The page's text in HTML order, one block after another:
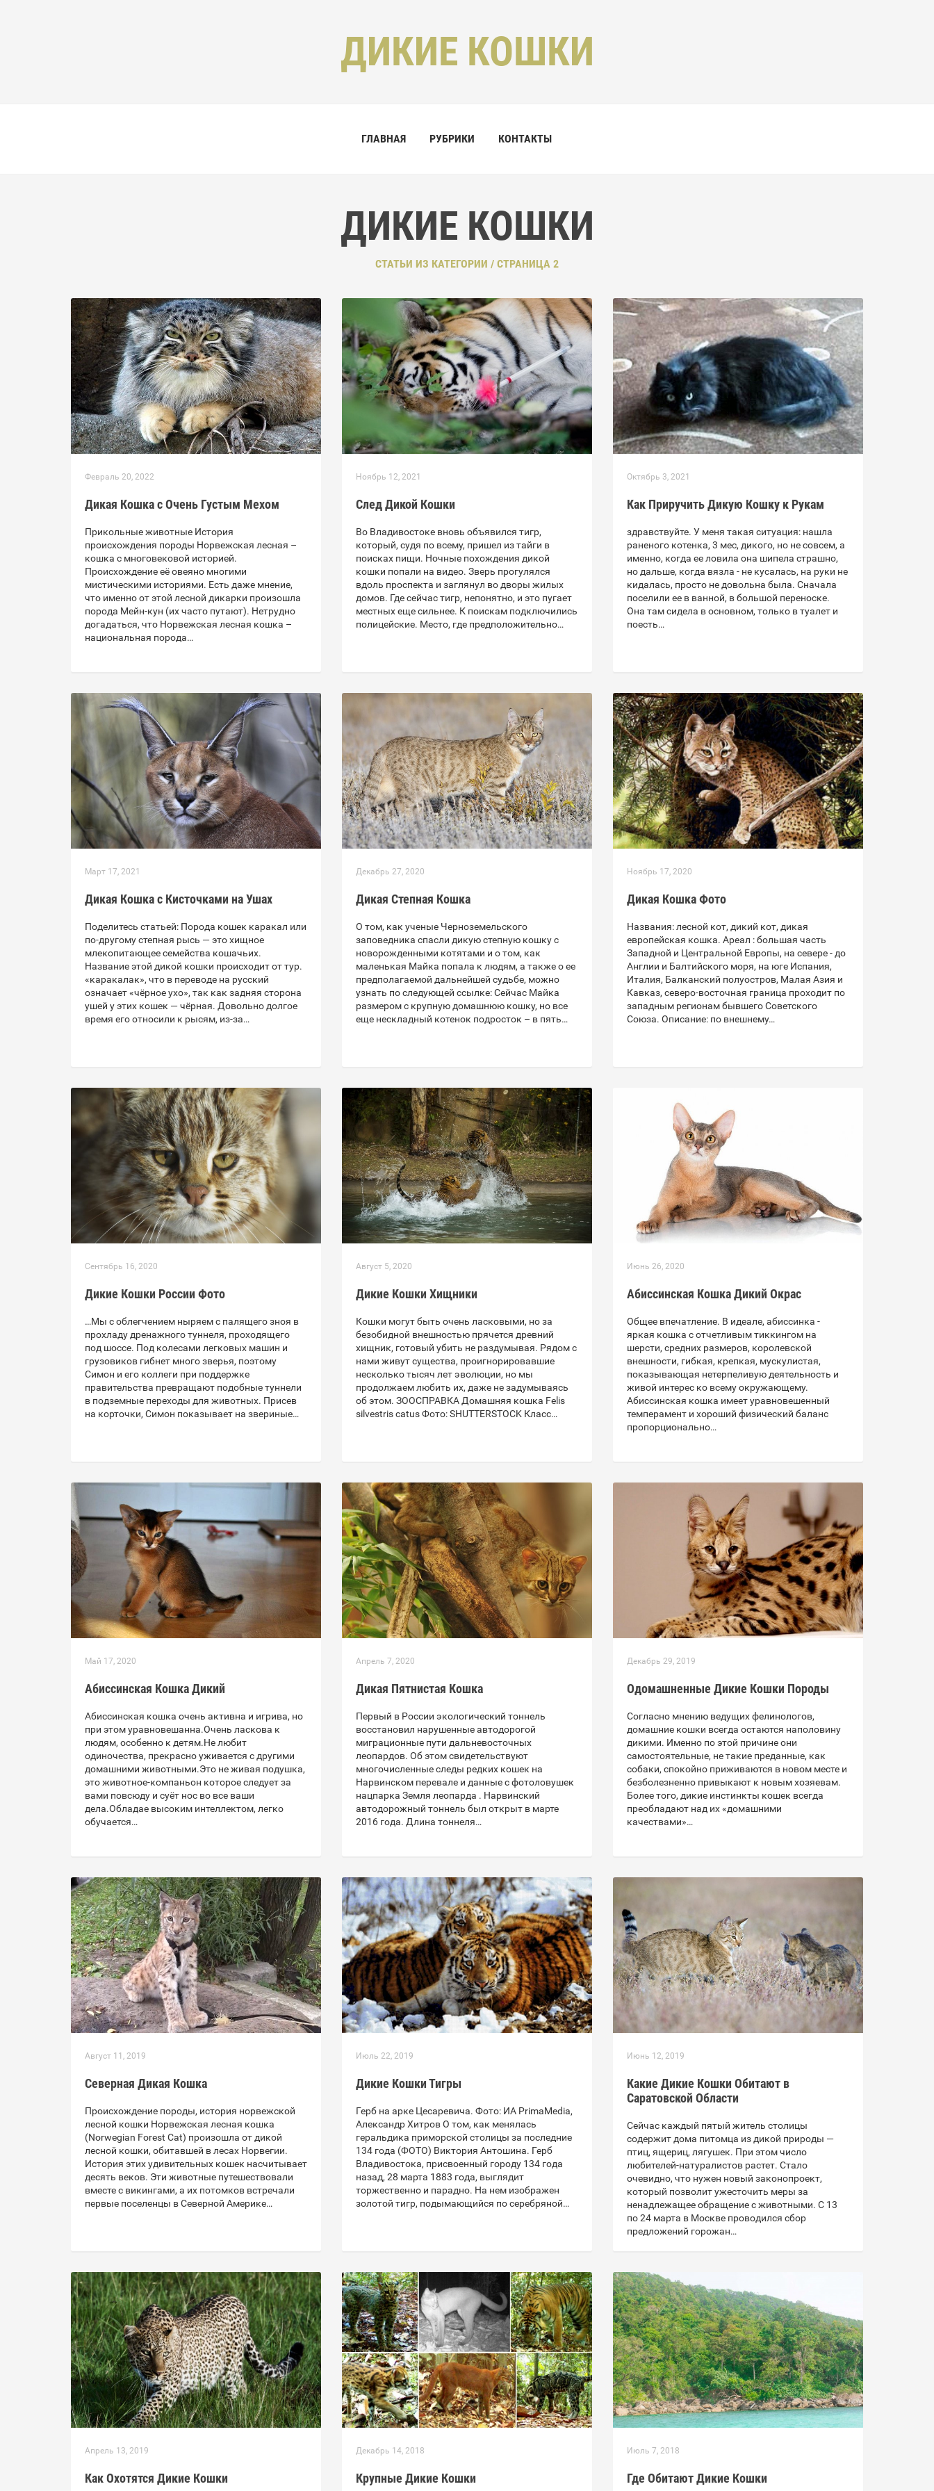
ДИКИЕ КОШКИ
ГЛАВНАЯ РУБРИКИ КОНТАКТЫ
ДИКИЕ КОШКИ
СТАТЬИ ИЗ КАТЕГОРИИ / СТРАНИЦА 2
Февраль 20, 2022
Дикая Кошка с Очень Густым Мехом
Прикольные животные История
происхождения породы Норвежская лесная –
кошка с многовековой историей.
Происхождение её овеяно многими
мистическими историями. Есть даже мнение,
что именно от этой лесной дикарки произошла
порода Мейн-кун (их часто путают). Нетрудно
догадаться, что Норвежская лесная кошка –
национальная порода…
Ноябрь 12, 2021
След Дикой Кошки
Во Владивостоке вновь объявился тигр,
который, судя по всему, пришел из тайги в
поисках пищи. Ночные похождения дикой
кошки попали на видео. Зверь прогулялся
вдоль проспекта и заглянул во дворы жилых
домов. Где сейчас тигр, непонятно, и это пугает
местных еще сильнее. К поискам подключились
полицейские. Место, где предположительно…
Октябрь 3, 2021
Как Приручить Дикую Кошку к Рукам
здравствуйте. У меня такая ситуация: нашла
раненого котенка, 3 мес, дикого, но не совсем, а
именно, когда ее ловила она шипела страшно,
но дальше, когда вязла - не кусалась, на руки не
кидалась, просто не довольна была. Сначала
поселили ее в ванной, в большой переноске.
Она там сидела в основном, только в туалет и
поесть…
Март 17, 2021
Дикая Кошка с Кисточками на Ушах
Поделитесь статьей: Порода кошек каракал или
по-другому степная рысь — это хищное
млекопитающее семейства кошачьих.
Название этой дикой кошки происходит от тур.
«каракалак», что в переводе на русский
означает «чёрное ухо», так как задняя сторона
ушей у этих кошек — чёрная. Довольно долгое
время его относили к рысям, из-за…
Декабрь 27, 2020
Дикая Степная Кошка
О том, как ученые Черноземельского
заповедника спасли дикую степную кошку с
новорожденными котятами и о том, как
маленькая Майка попала к людям, а также о ее
предполагаемой дальнейшей судьбе, можно
узнать по следующей ссылке: Сейчас Майка
размером с крупную домашнюю кошку, но все
еще нескладный котенок подросток – в пять…
Ноябрь 17, 2020
Дикая Кошка Фото
Названия: лесной кот, дикий кот, дикая
европейская кошка. Ареал : большая часть
Западной и Центральной Европы, на севере - до
Англии и Балтийского моря, на юге Испания,
Италия, Балканский полуостров, Малая Азия и
Кавказ, северо-восточная граница проходит по
западным регионам бывшего Советского
Союза. Описание: по внешнему…
Сентябрь 16, 2020
Дикие Кошки России Фото
…Мы с облегчением ныряем с палящего зноя в
прохладу дренажного туннеля, проходящего
под шоссе. Под колесами легковых машин и
грузовиков гибнет много зверья, поэтому
Симон и его коллеги при поддержке
правительства превращают подобные туннели
в подземные переходы для животных. Присев
на корточки, Симон показывает на звериные…
Август 5, 2020
Дикие Кошки Хищники
Кошки могут быть очень ласковыми, но за
безобидной внешностью прячется древний
хищник, готовый убить не раздумывая. Рядом с
нами живут существа, проигнорировавшие
несколько тысяч лет эволюции, но мы
продолжаем любить их, даже не задумываясь
об этом. ЗООСПРАВКА Домашняя кошка Felis
silvestris catus Фото: SHUTTERSTOCK Класс…
Июнь 26, 2020
Абиссинская Кошка Дикий Окрас
Общее впечатление. В идеале, абиссинка -
яркая кошка с отчетливым тиккингом на
шерсти, средних размеров, королевской
внешности, гибкая, крепкая, мускулистая,
показывающая нетерпеливую деятельность и
живой интерес ко всему окружающему.
Абиссинская кошка имеет уравновешенный
темперамент и хороший физический баланс
пропорционально…
Май 17, 2020
Абиссинская Кошка Дикий
Абиссинская кошка очень активна и игрива, но
при этом уравновешанна.Очень ласкова к
людям, особенно к детям.Не любит
одиночества, прекрасно уживается с другими
домашними животными.Это не живая подушка,
это животное-компаньон которое следует за
вами повсюду и суёт нос во все ваши
дела.Обладае высоким интеллектом, легко
обучается…
Апрель 7, 2020
Дикая Пятнистая Кошка
Первый в России экологический тоннель
восстановил нарушенные автодорогой
миграционные пути дальневосточных
леопардов. Об этом свидетельствуют
многочисленные следы редких кошек на
Нарвинском перевале и данные с фотоловушек
нацпарка Земля леопарда . Нарвинский
автодорожный тоннель был открыт в марте
2016 года. Длина тоннеля…
Декабрь 29, 2019
Одомашненные Дикие Кошки Породы
Согласно мнению ведущих фелинологов,
домашние кошки всегда остаются наполовину
дикими. Именно по этой причине они
самостоятельные, не такие преданные, как
собаки, спокойно приживаются в новом месте и
безболезненно привыкают к новым хозяевам.
Более того, дикие инстинкты кошек всегда
преобладают над их «домашними
качествами»…
Август 11, 2019
Северная Дикая Кошка
Происхождение породы, история норвежской
лесной кошки Норвежская лесная кошка
(Norwegian Forest Cat) произошла от дикой
лесной кошки, обитавшей в лесах Норвегии.
История этих удивительных кошек насчитывает
десять веков. Эти животные путешествовали
вместе с викингами, а их потомков встречали
первые поселенцы в Северной Америке…
Июль 22, 2019
Дикие Кошки Тигры
Герб на арке Цесаревича. Фото: ИА PrimaMedia,
Александр Хитров О том, как менялась
геральдика приморской столицы за последние
134 года (ФОТО) Виктория Антошина. Герб
Владивостока, присвоенный городу 134 года
назад, 28 марта 1883 года, выглядит
торжественно и парадно. На нем изображен
золотой тигр, подымающийся по серебряной…
Июнь 12, 2019
Какие Дикие Кошки Обитают в
Саратовской Области
Сейчас каждый пятый житель столицы
содержит дома питомца из дикой природы —
птиц, ящериц, лягушек. При этом число
любителей-натуралистов растет. Стало
очевидно, что нужен новый законопроект,
который позволит ужесточить меры за
ненадлежащее обращение с животными. С 13
по 24 марта в Москве проводился сбор
предложений горожан…
Апрель 13, 2019
Как Охотятся Дикие Кошки
Декабрь 14, 2018
Крупные Дикие Кошки
Июль 7, 2018
Где Обитают Дикие Кошки